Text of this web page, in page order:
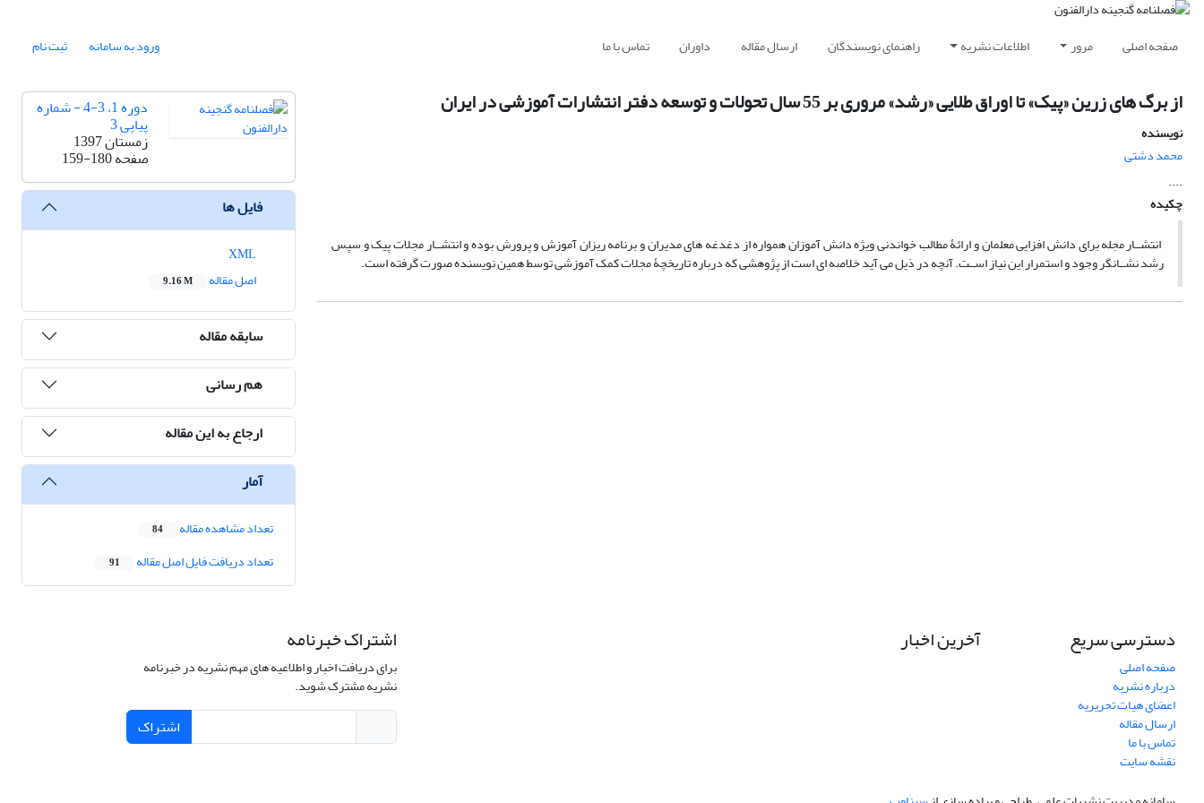
صفحه اصلی مرور اطلاعات نشریه راهنمای نویسندگان ارسال مقاله داوران تماس با ما ورود به سامانه ثبت نام
از برگ های زرین «پیک» تا اوراق طلایی «رشد» مروری بر 55 سال تحولات و توسعه دفتر انتشارات آموزشی در ایران
نویسنده
محمد دشتی
....
چکیده
انتشــار مجله برای دانش افزایی معلمان و ارائۀ مطالب خواندنی ویژه دانش آموزان همواره از دغدغه های مدیران و برنامه ریزان آموزش و پرورش بوده و انتشــار مجلات پیک و سپس
رشد نشــانگر وجود و استمرار این نیاز اســت. آنچه در ذیل می آید خلاصه ای است از پژوهشی که درباره تاریخچۀ مجلات کمک آموزشی توسط همین نویسنده صورت گرفته است.
دوره 1، 3-4 - شماره
پیاپی 3
زمستان 1397
صفحه159-180
فایل ها
اصل مقاله
9.16 M
سابقه مقاله
هم رسانی
ارجاع به این مقاله
آمار
تعداد مشاهده مقاله 84
تعداد دریافت فایل اصل مقاله 91
دسترسی سریع
صفحه اصلی
درباره نشریه
اعضای هیات تحریریه
ارسال مقاله
تماس با ما
نقشه سایت
آخرین اخبار اشتراک خبرنامه
برای دریافت اخبار و اطلاعیه های مهم نشریه در خبرنامه
نشریه مشترک شوید.
اشتراک